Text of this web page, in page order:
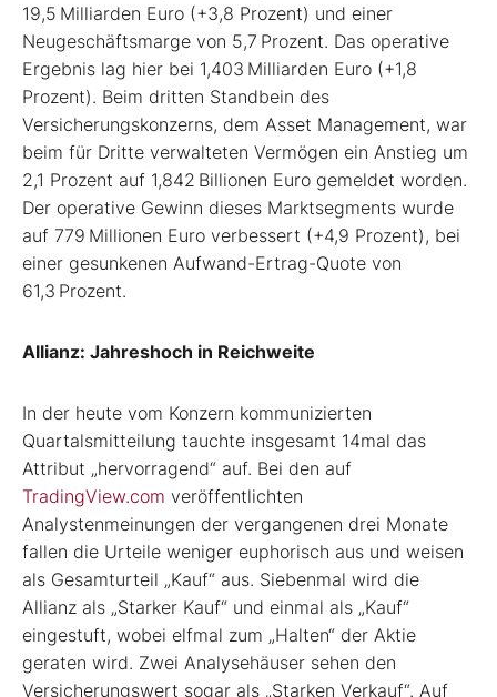
19,5 Milliarden Euro (+3,8 Prozent) und einer
Neugeschäftsmarge von 5,7 Prozent. Das operative
Ergebnis lag hier bei 1,403 Milliarden Euro (+1,8
Prozent). Beim dritten Standbein des
Versicherungskonzerns, dem Asset Management, war
beim für Dritte verwalteten Vermögen ein Anstieg um
2,1 Prozent auf 1,842 Billionen Euro gemeldet worden.
Der operative Gewinn dieses Marktsegments wurde
auf 779 Millionen Euro verbessert (+4,9 Prozent), bei
einer gesunkenen Aufwand-Ertrag-Quote von
61,3 Prozent.
Allianz: Jahreshoch in Reichweite
In der heute vom Konzern kommunizierten
Quartalsmitteilung tauchte insgesamt 14mal das
Attribut „hervorragend“ auf. Bei den auf
TradingView.com veröffentlichten
Analystenmeinungen der vergangenen drei Monate
fallen die Urteile weniger euphorisch aus und weisen
als Gesamturteil „Kauf“ aus. Siebenmal wird die
Allianz als „Starker Kauf“ und einmal als „Kauf“
eingestuft, wobei elfmal zum „Halten“ der Aktie
geraten wird. Zwei Analysehäuser sehen den
Versicherungswert sogar als „Starken Verkauf“. Auf